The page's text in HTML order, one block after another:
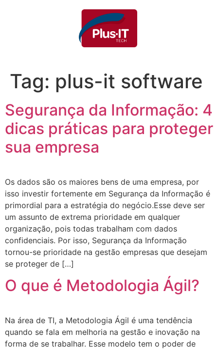
Tag: plus-it software
Segurança da Informação: 4
dicas práticas para proteger
sua empresa
Os dados são os maiores bens de uma empresa, por
isso investir fortemente em Segurança da Informação é
primordial para a estratégia do negócio.Esse deve ser
um assunto de extrema prioridade em qualquer
organização, pois todas trabalham com dados
confidenciais. Por isso, Segurança da Informação
tornou-se prioridade na gestão empresas que desejam
se proteger de […]
O que é Metodologia Ágil?
Na área de TI, a Metodologia Ágil é uma tendência
quando se fala em melhoria na gestão e inovação na
forma de se trabalhar. Esse modelo tem o poder de